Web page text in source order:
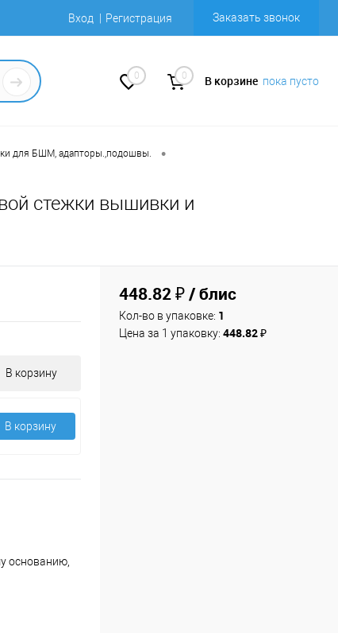
Вход Регистрация Заказать звонок
0 0 В корзине пока пусто
для БШМ, адапторы.,подошвы. •
стежки вышивки и
В корзину
В корзину
основанию,
448.82 ₽/ блис
Кол-во в упаковке: 1
Цена за 1 упаковку: 448.82 ₽